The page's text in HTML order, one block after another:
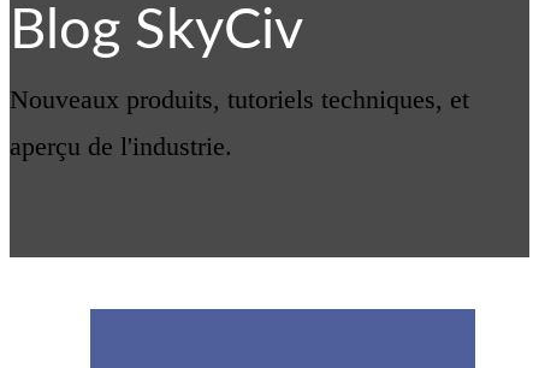
Blog SkyCiv
Nouveaux produits, tutoriels techniques, et
aperçu de l'industrie.